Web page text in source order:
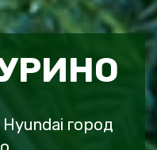
город